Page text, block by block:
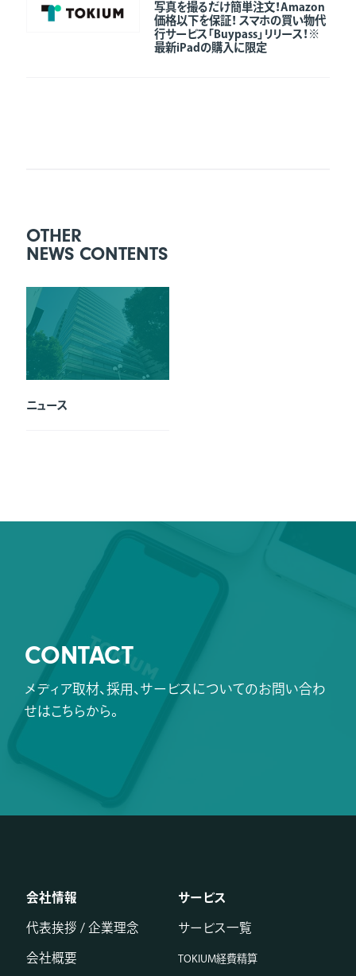
写真を撮るだけ簡単注文！Amazon
価格以下を保証！ スマホの買い物代
行サービス「Buypass」リリース！※
最新iPadの購入に限定
OTHER
NEWS CONTENTS
ニュース
CONTACT
メディア取材、採用、サービスについてのお問い合わ
せはこちらから。
会社情報
代表挨拶 / 企業理念
会社概要
サービス
サービス一覧
TOKIUM経費精算